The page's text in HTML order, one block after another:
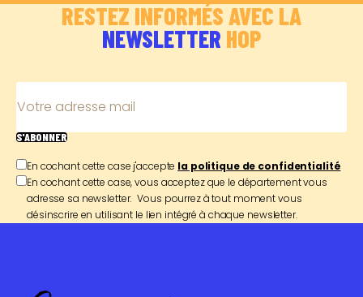
RESTEZ INFORMÉS AVEC LA
NEWSLETTER HOP
Votre adresse mail
S'ABONNER
En cochant cette case j'accepte la politique de confidentialité
En cochant cette case, vous acceptez que le département vous
adresse sa newsletter. Vous pourrez à tout moment vous
désinscrire en utilisant le lien intégré à chaque newsletter.